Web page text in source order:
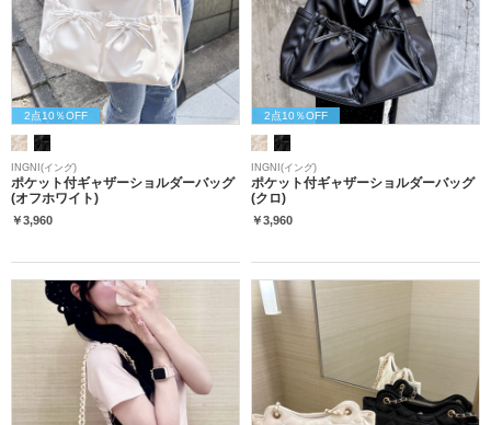
2点10％OFF
INGNI(イング)
ポケット付ギャザーショルダーバッグ
(オフホワイト)
￥3,960
2点10％OFF
INGNI(イング)
ポケット付ギャザーショルダーバッグ
(クロ)
￥3,960